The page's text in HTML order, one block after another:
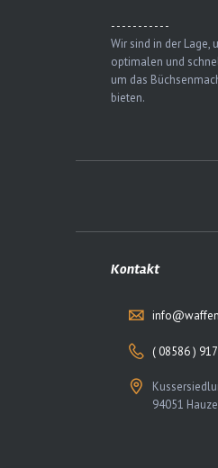
- - - - - - - - - - -
Wir sind in der Lage,
optimalen und
um das
bieten.
Kontakt
( 08586 )
94051